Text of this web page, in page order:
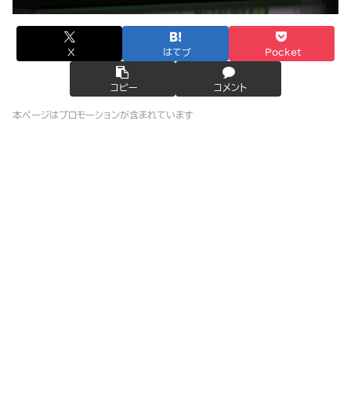
X はてブ Pocket
コピー コメント
本ページはプロモーションが含まれています